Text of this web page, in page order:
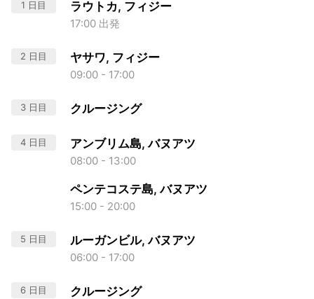
1 日目 ラウトカ, フィジー
17:00 出発
2 日目 ヤサワ, フィジー
09:00 - 17:00
3 日目 クルージング
4 日目 アンブリム島, バヌアツ
08:00 - 13:00
ペンテコステ島, バヌアツ
15:00 - 20:00
5 日目 ルーガンビル, バヌアツ
06:00 - 17:00
6 日目 クルージング